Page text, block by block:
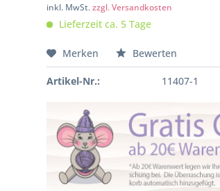
inkl. MwSt.zzgl. Versandkosten
Lieferzeit ca. 5 Tage
Merken Bewerten
Artikel-Nr.: 11407-1